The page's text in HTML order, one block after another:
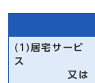
(1)居宅サービ
ス
又は